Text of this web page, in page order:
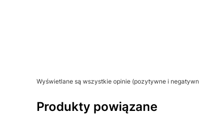
Wyświetlane są wszystkie opinie (pozytywne i
Produkty powiązane